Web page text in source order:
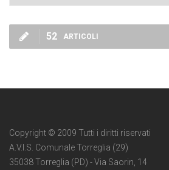
52 ARTICOLI
Copyright © 2009 Tutti i diritti riservati
A.V.I.S. Comunale Torreglia (29)
35038 Torreglia (PD) - Via Saorin, 14